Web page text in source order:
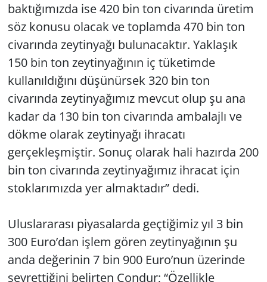
baktığımızda ise 420 bin ton civarında üretim
söz konusu olacak ve toplamda 470 bin ton
civarında zeytinyağı bulunacaktır. Yaklaşık
150 bin ton zeytinyağının iç tüketimde
kullanıldığını düşünürsek 320 bin ton
civarında zeytinyağımız mevcut olup şu ana
kadar da 130 bin ton civarında ambalajlı ve
dökme olarak zeytinyağı ihracatı
gerçekleşmiştir. Sonuç olarak hali hazırda 200
bin ton civarında zeytinyağımız ihracat için
stoklarımızda yer almaktadır” dedi.
Uluslararası piyasalarda geçtiğimiz yıl 3 bin
300 Euro’dan işlem gören zeytinyağının şu
anda değerinin 7 bin 900 Euro’nun üzerinde
seyrettiğini belirten Çondur; “Özellikle